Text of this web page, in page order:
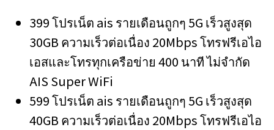
399 โปรเน็ต ais รายเดือนถูกๆ 5G เร็วสูงสุด
30GB ความเร็วต่อเนื่อง 20Mbps โทรฟรีเอไอ
เอสและโทรทุกเครือข่าย 400 นาที ไม่จำกัด
AIS Super WiFi
599 โปรเน็ต ais รายเดือนถูกๆ 5G เร็วสูงสุด
40GB ความเร็วต่อเนื่อง 20Mbps โทรฟรีเอไอ